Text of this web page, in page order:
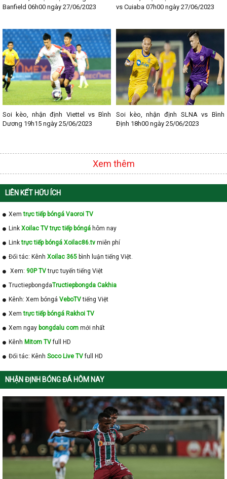
- Lịch thi đấu Bundesliga
- Lịch thi đấu V - League
- Lịch thi đấu Cup C1
Banfield 06h00 ngày 27/06/2023
vs Cuiaba 07h00 ngày 27/06/2023
Soi kèo, nhận định Viettel vs Bình
Dương 19h15 ngày 25/06/2023
Soi kèo, nhận định SLNA vs Bình
Định 18h00 ngày 25/06/2023
Xem thêm
LIÊN KẾT HỮU ÍCH
Xemtrực tiếp bóngá Vaoroi TV
Link Xoilac TV trực tiếp bóngá hôm nay
Linktrực tiếp bóngá Xoilac86.tv miễn phí
Đối tác: Kênh Xoilac 365 bình luận tiếng Việt.
Xem: 90P TVtrực tuyến tiếng Việt
TructiepbongdaTructiepbongda Cakhia
Kênh: Xem bóngá VeboTVtiếng Việt
Xemtrực tiếp bóngá Rakhoi TV
Xem ngay bongdalu com mới nhất
Kênh Mitom TVfull HD
Đối tác: Kênh Soco Live TVfull HD
NHẬN ĐỊNH BÓNG ĐÁ HÔM NAY